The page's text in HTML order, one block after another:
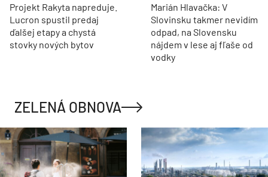
Projekt Rakyta napreduje.
Lucron spustil predaj
ďalšej etapy a chystá
stovky nových bytov
Marián Hlavačka: V
Slovinsku takmer nevidím
odpad, na Slovensku
nájdem v lese aj fľaše od
vodky
ZELENÁ OBNOVA